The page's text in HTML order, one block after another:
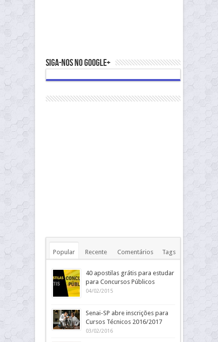
Siga-nos no Google+
Popular Recente Comentários Tags
40 apostilas grátis para estudar
para Concursos Públicos
04/02/2015
Senai-SP abre inscrições para
Cursos Técnicos 2016/2017
03/02/2016